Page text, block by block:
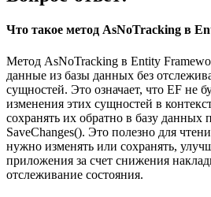
Что такое метод AsNoTracking в
Метод AsNoTracking в Entity
данные из базы данных без
сущностей. Это означает, что EF не
изменения этих сущностей в
сохранять их обратно в базу данных
SaveChanges(). Это полезно для
нужно изменять или сохранять,
приложения за счет снижения
отслеживание состояния.